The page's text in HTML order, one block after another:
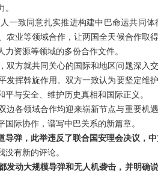
一致同意扎实推进构建中巴命运共同体
业等领域合作，让两国全天候合作取
资源等领域的多份合作文件。
方就共同关心的国际和地区问题深入
挥斡旋作用。双方一致认为要坚定维
与安全、维护历史真相和国际正义。
各领域合作均迎来崭新节点与重要机
际协作，谱写中巴关系的新篇章。
弹，此举违反了联合国安理会决议，
有新的评论。
动大规模导弹和无人机袭击，并明确